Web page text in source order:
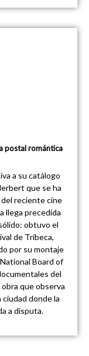
postal romántica
a su catálogo
que se ha
reciente cine
llega precedida
obtuvo el
de Tribeca,
por su montaje
Board of
del
que observa
donde la
a disputa.